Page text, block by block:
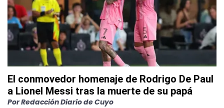
El conmovedor homenaje de Rodrigo De Paul
a Lionel Messi tras la muerte de su papá
PorRedacción Diario de Cuyo